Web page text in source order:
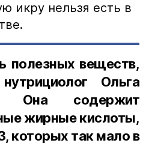
икру нельзя есть в
полезных веществ,
Ольга
Она содержит
жирные кислоты,
которых так мало в